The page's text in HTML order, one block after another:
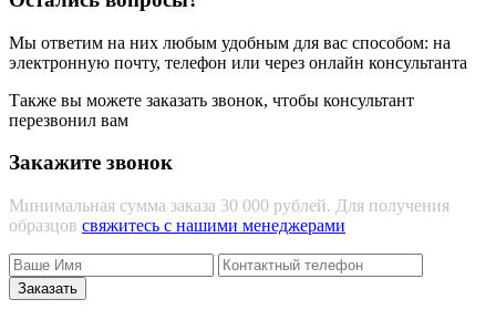
Мы ответим на них любым удобным для вас способом: на
электронную почту, телефон или через онлайн консультанта
Также вы можете заказать звонок, чтобы консультант
перезвонил вам
Закажите звонок
Минимальная сумма заказа 30 000 рублей. Для получения
образцов свяжитесь с нашими менеджерами